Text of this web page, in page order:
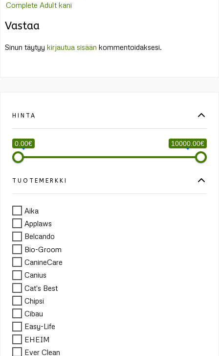
Complete Adult kani
Vastaa
Sinun täytyy kirjautua sisään kommentoidaksesi.
HINTA
0.00€ 10000.00€
TUOTEMERKKI
Aika
Applaws
Belcando
Bio-Groom
CanineCare
Canius
Cat's Best
Chipsi
Cibau
Easy-Life
EHEIM
Ever Clean